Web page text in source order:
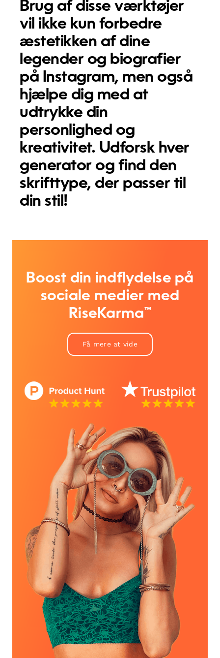
Brug af disse værktøjer
vil ikke kun forbedre
æstetikken af dine
legender og biografier
på Instagram, men også
hjælpe dig med at
udtrykke din
personlighed og
kreativitet. Udforsk hver
generator og find den
skrifttype, der passer til
din stil!
Boost din indflydelse på
sociale medier med
RiseKarma™
Få mere at vide